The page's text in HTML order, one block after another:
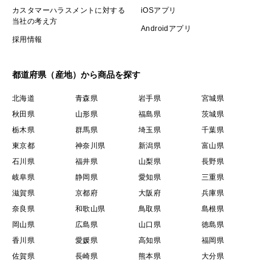
カスタマーハラスメントに対する
当社の考え方
採用情報
iOSアプリ
Androidアプリ
都道府県（産地）から商品を探す
北海道 青森県 岩手県
宮城県
秋田県
山形県 福島県
茨城県
栃木県
群馬県 埼玉県
千葉県
東京都
神奈川県 新潟県
富山県
石川県
福井県 山梨県
長野県
岐阜県
静岡県 愛知県
三重県
滋賀県
京都府 大阪府
兵庫県
奈良県
和歌山県 鳥取県
島根県
岡山県
広島県 山口県
徳島県
香川県
愛媛県 高知県
福岡県
佐賀県
長崎県 熊本県
大分県